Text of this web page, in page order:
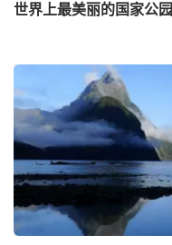
世界上最美丽的国家公园